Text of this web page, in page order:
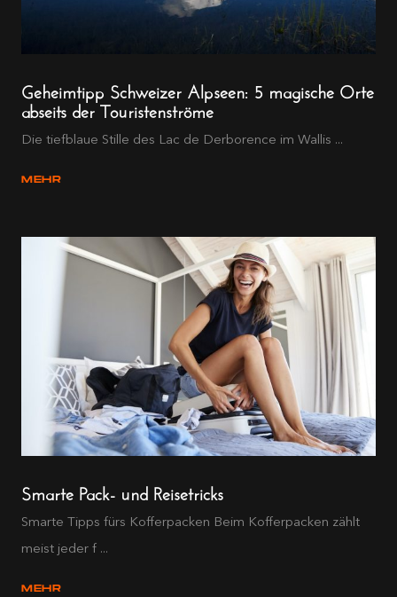
Geheimtipp Schweizer Alpseen: 5 magische Orte
abseits der Touristenströme
Die tiefblaue Stille des Lac de Derborence im Wallis ...
MEHR
Smarte Pack- und Reisetricks
Smarte Tipps fürs Kofferpacken Beim Kofferpacken zählt
meist jeder f ...
MEHR